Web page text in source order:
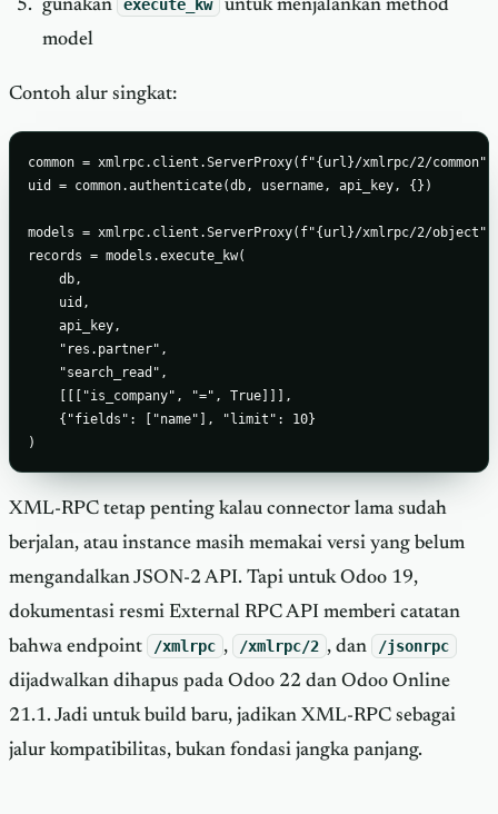
gunakan execute_kw
untuk menjalankan method
model
Contoh alur singkat:
common = xmlrpc.client.ServerProxy(f"{url}/xmlrpc/2/common")
uid = common.authenticate(db, username, api_key, {})
models = xmlrpc.client.ServerProxy(f"{url}/xmlrpc/2/object")
records = models.execute_kw(
    db,
    uid,
    api_key,
    "res.partner",
    "search_read",
    [[["is_company", "=", True]]],
    {"fields": ["name"], "limit": 10}
)
XML-RPC tetap penting kalau connector lama sudah
berjalan, atau instance masih memakai versi yang belum
mengandalkan JSON-2 API. Tapi untuk Odoo 19,
dokumentasi resmi External RPC API memberi catatan
bahwa endpoint
/xmlrpc , /xmlrpc/2 , dan /jsonrpc
dijadwalkan dihapus pada Odoo 22 dan Odoo Online
21.1. Jadi untuk build baru, jadikan XML-RPC sebagai
jalur kompatibilitas, bukan fondasi jangka panjang.